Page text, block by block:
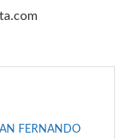
FERNANDO